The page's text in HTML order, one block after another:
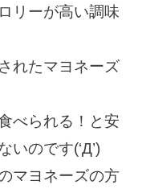
リーが高い調味
れたマヨネーズ
べられる！と安
いのです(‘Д’)
マヨネーズの方